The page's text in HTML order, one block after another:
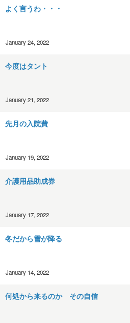
よく言うわ・・・
January 24, 2022
今度はタント
January 21, 2022
先月の入院費
January 19, 2022
介護用品助成券
January 17, 2022
冬だから雪が降る
January 14, 2022
何処から来るのか その自信